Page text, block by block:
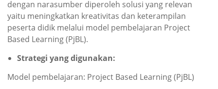
dengan narasumber diperoleh solusi yang relevan
yaitu meningkatkan kreativitas dan keterampilan
peserta didik melalui model pembelajaran Project
Based Learning (PjBL).
Strategi yang digunakan:
Model pembelajaran: Project Based Learning (PjBL)